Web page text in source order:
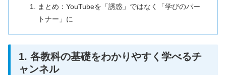
まとめ：YouTubeを「誘惑」ではなく「学びのパー
トナー」に
1. 各教科の基礎をわかりやすく学べるチ
ャンネル